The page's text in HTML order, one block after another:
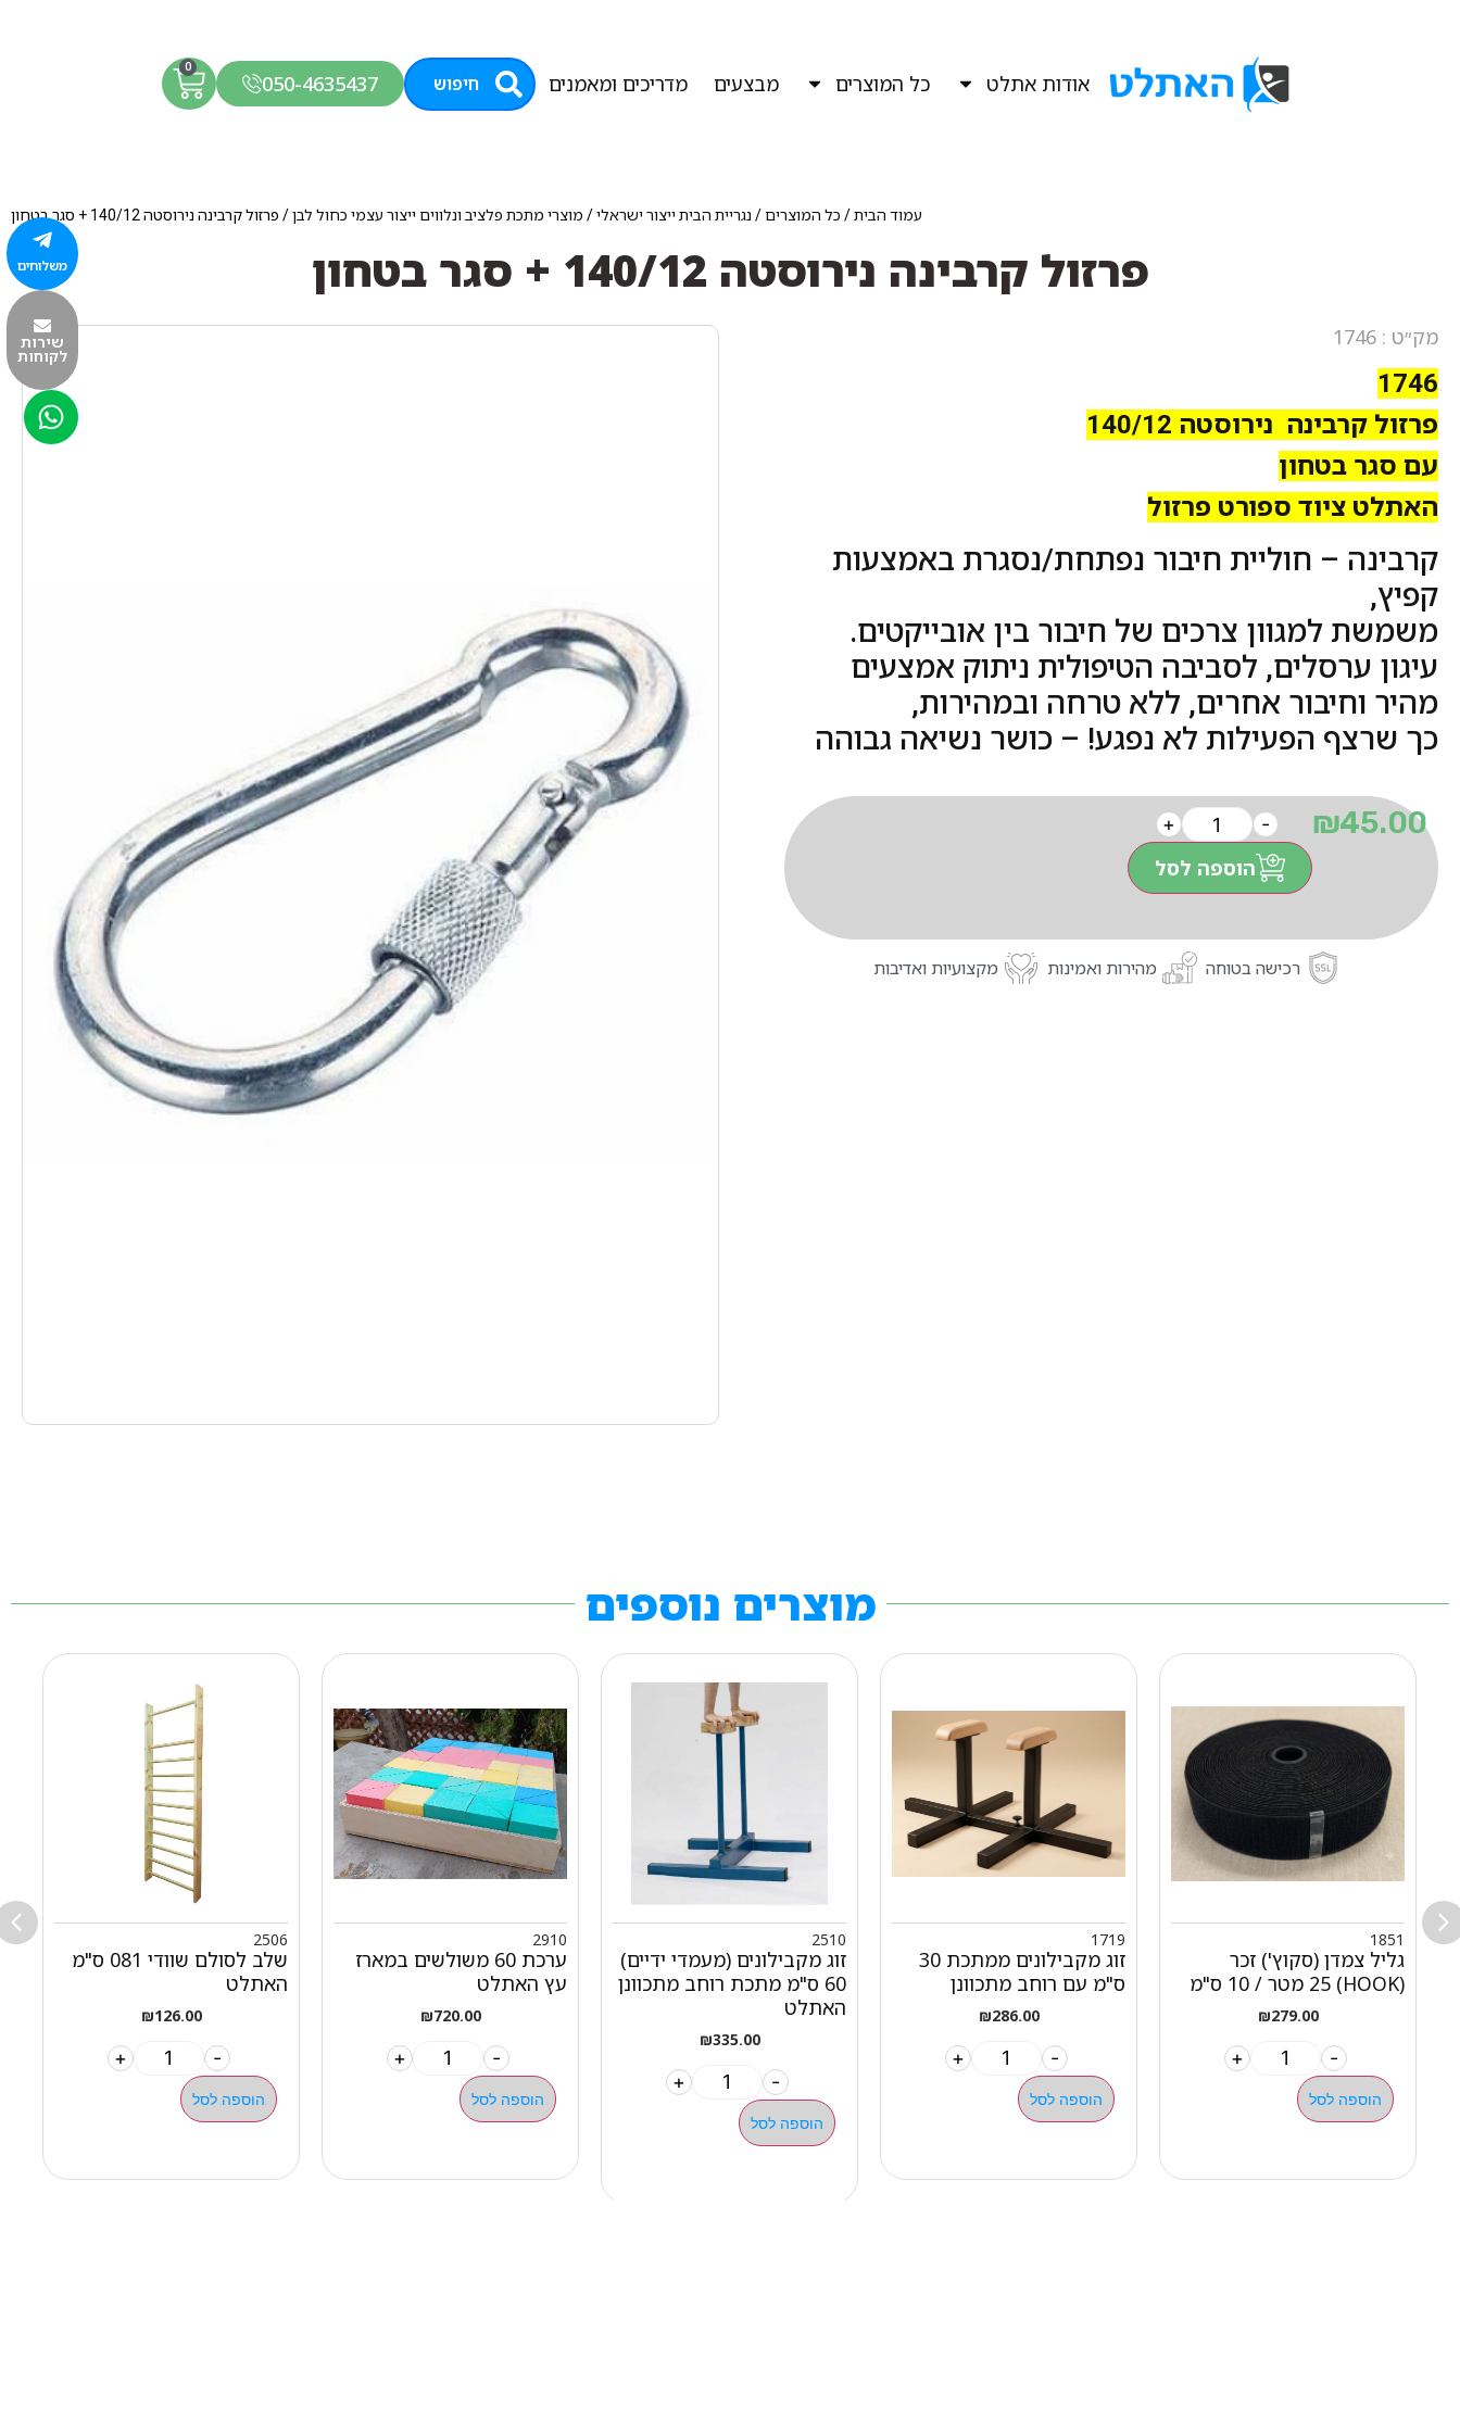
אודות אתלט כל המוצרים מבצעים מדריכים ומאמנים חיפוש 050-4635437
0
עמוד הבית/ כל המוצרים / נגריית הבית ייצור ישראלי/ מוצרי מתכת פלציב ונלווים ייצור עצמי כחול לבן/ פרזול קרבינה נירוסטה 140/12 + סגר בטחון
פרזול קרבינה נירוסטה 140/12 + סגר בטחון
מק״ט : 1746
1746
פרזול קרבינה נירוסטה 140/12
עם סגר בטחון
האתלט ציוד ספורט פרזול
קרבינה – חוליית חיבור נפתחת/נסגרת באמצעות
קפיץ,
משמשת למגוון צרכים של חיבור בין אובייקטים.
עיגון ערסלים, לסביבה הטיפולית ניתוק אמצעים
מהיר וחיבור אחרים, ללא טרחה ובמהירות,
כך שרצף הפעילות לא נפגע! – כושר נשיאה גבוהה
₪45.00
-
+
הוספה לסל
רכישה בטוחה מהירות ואמינות מקצועיות ואדיבות
מוצרים נוספים
1851
גליל צמדן (סקוץ') זכר
(HOOK) 25 מטר / 10 ס"מ
₪279.00
-
+
הוספה לסל
1719
זוג מקבילונים ממתכת 30
ס"מ עם רוחב מתכוונן
₪286.00
-
+
הוספה לסל
2510
זוג מקבילונים (מעמדי ידיים)
60 ס"מ מתכת רוחב מתכוונן
האתלט
₪335.00
-
+
הוספה לסל
2910
ערכת 60 משולשים במארז
עץ האתלט
₪720.00
-
+
הוספה לסל
2506
שלב לסולם שוודי 081 ס"מ
האתלט
₪126.00
-
+
הוספה לסל
משלוחים
שירות
לקוחות